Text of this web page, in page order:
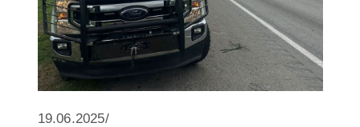
19.06.2025/